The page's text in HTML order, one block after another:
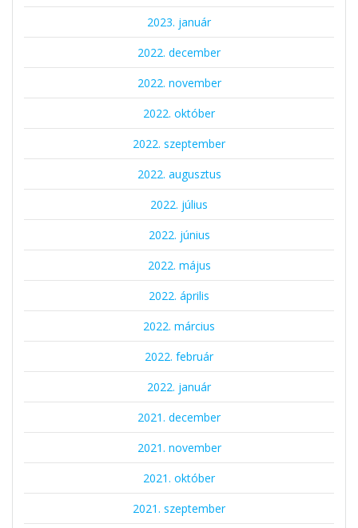
2023. január
2022. december
2022. november
2022. október
2022. szeptember
2022. augusztus
2022. július
2022. június
2022. május
2022. április
2022. március
2022. február
2022. január
2021. december
2021. november
2021. október
2021. szeptember